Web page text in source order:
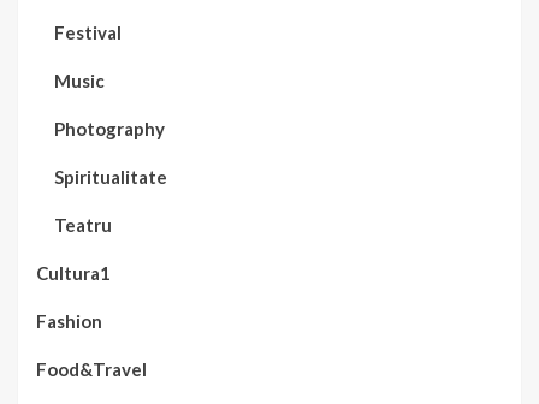
Festival
Music
Photography
Spiritualitate
Teatru
Cultura1
Fashion
Food&Travel